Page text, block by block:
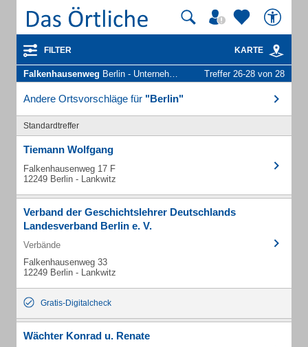
FILTER KARTE
Falkenhausenweg Berlin - Unternehmen und Personen Treffer 26-28 von 28
Andere Ortsvorschläge für "Berlin"
Standardtreffer
Tiemann Wolfgang
Falkenhausenweg 17 F
12249 Berlin - Lankwitz
Verband der Geschichtslehrer Deutschlands
Landesverband Berlin e. V.
Verbände
Falkenhausenweg 33
12249 Berlin - Lankwitz
Gratis-Digitalcheck
Wächter Konrad u. Renate